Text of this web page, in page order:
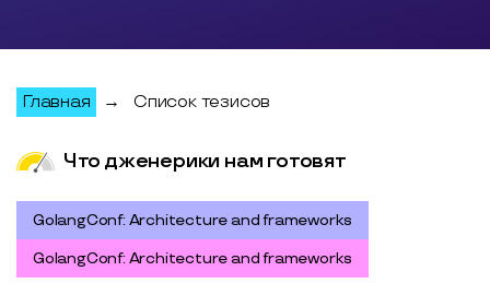
Главная → Список тезисов
Что дженерики нам готовят
GolangConf: Architecture and frameworks
GolangConf: Architecture and frameworks